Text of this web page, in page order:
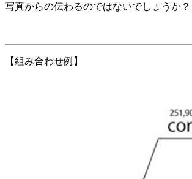
写真からの伝わるのではないでしょうか？
【組み合わせ例】